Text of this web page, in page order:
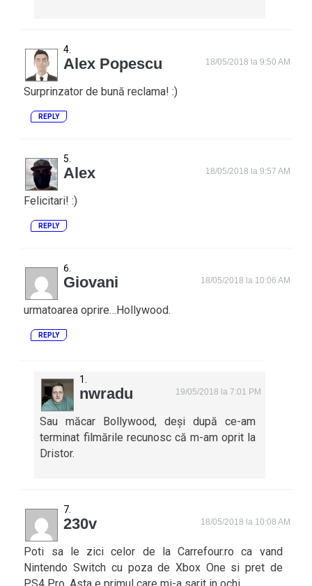
Alex Popescu 18/05/2018 la 9:50 AM
Surprinzator de bună reclama! :)
REPLY
Alex 18/05/2018 la 9:57 AM
Felicitari! :)
REPLY
Giovani 18/05/2018 la 10:06 AM
urmatoarea oprire…Hollywood.
REPLY
nwradu 19/05/2018 la 7:01 PM
Sau măcar Bollywood, deși după ce-am
terminat filmările recunosc că m-am oprit la
Dristor.
230v 18/05/2018 la 10:08 AM
Poti sa le zici celor de la Carrefour.ro ca vand
Nintendo Switch cu poza de Xbox One si pret de